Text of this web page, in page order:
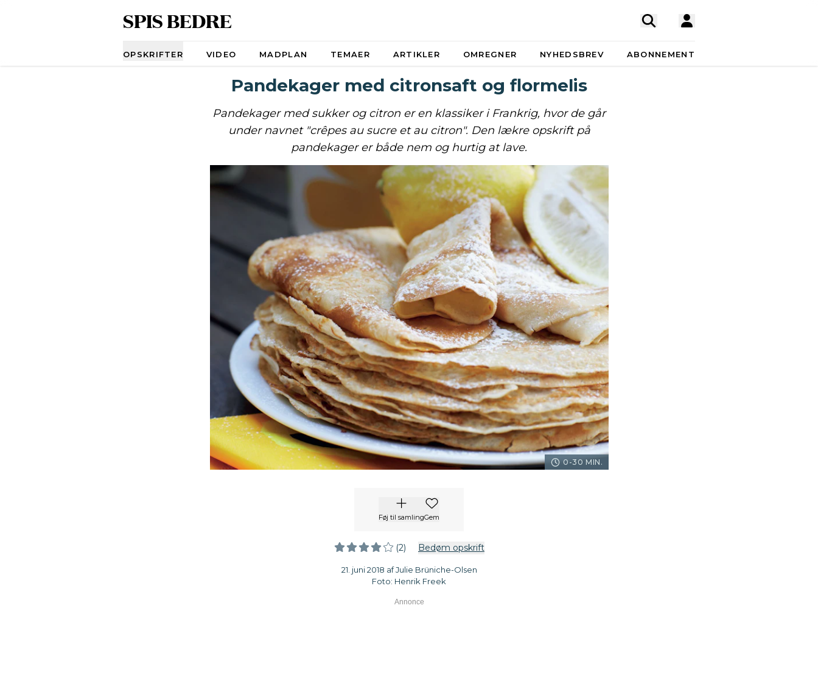
SPIS BEDRE
OPSKRIFTER VIDEO MADPLAN TEMAER ARTIKLER OMREGNER NYHEDSBREV ABONNEMENT
Pandekager med citronsaft og flormelis
Pandekager med sukker og citron er en klassiker i Frankrig, hvor de går
under navnet "crêpes au sucre et au citron". Den lækre opskrift på
pandekager er både nem og hurtig at lave.
0-30 MIN.
Føj til samlingGem
(2) Bedøm opskrift
21. juni 2018 af Julie Brüniche-Olsen
Foto: Henrik Freek